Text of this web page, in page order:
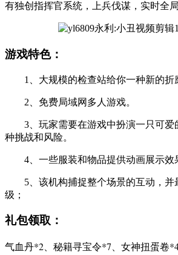
有独创指挥官系统，上兵伐谋，实时全
游戏特色：
1、大规模的检查站给你一种新的折
2、免费局域网多人游戏。
3、玩家需要在游戏中扮演一只可爱
种挑战和风险。
4、一些服装和物品提供动画展示效
5、该机构捕捉整个场景的互动，并
级；
礼包领取：
气血丹*2、秘籍寻宝令*7、女神扭蛋卷